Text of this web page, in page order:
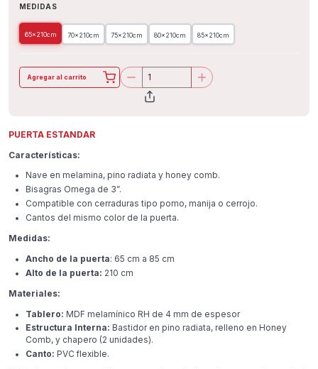
MEDIDAS
65x210cm 70x210cm 75x210cm 80x210cm 85x210cm
Agregar al carrito
PUERTA ESTANDAR
Características:
Nave en melamina, pino radiata y honey comb.
Bisagras Omega de 3”.
Compatible con cerraduras tipo pomo, manija o cerrojo.
Cantos del mismo color de la puerta.
Medidas:
Ancho de la puerta: 65 cm a 85 cm
Alto de la puerta: 210 cm
Materiales:
Tablero: MDF melamínico RH de 4 mm de espesor
Estructura Interna: Bastidor en pino radiata, relleno en Honey
Comb, y chapero (2 unidades).
Canto: PVC flexible.